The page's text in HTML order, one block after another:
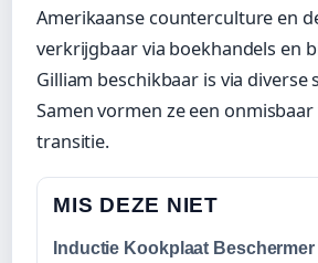
Amerikaanse counterculture en
verkrijgbaar via boekhandels en
Gilliam beschikbaar is via
Samen vormen ze een
transitie.
MIS DEZE NIET
Inductie Kookplaat Beschermer